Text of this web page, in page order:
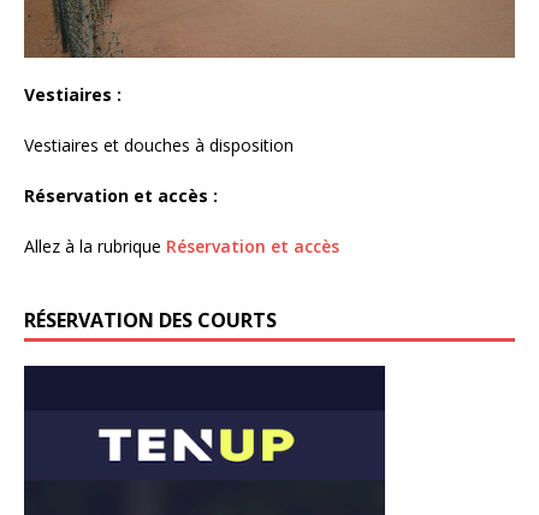
Vestiaires :
Vestiaires et douches à disposition
Réservation et accès :
Allez à la rubrique Réservation et accès
RÉSERVATION DES COURTS